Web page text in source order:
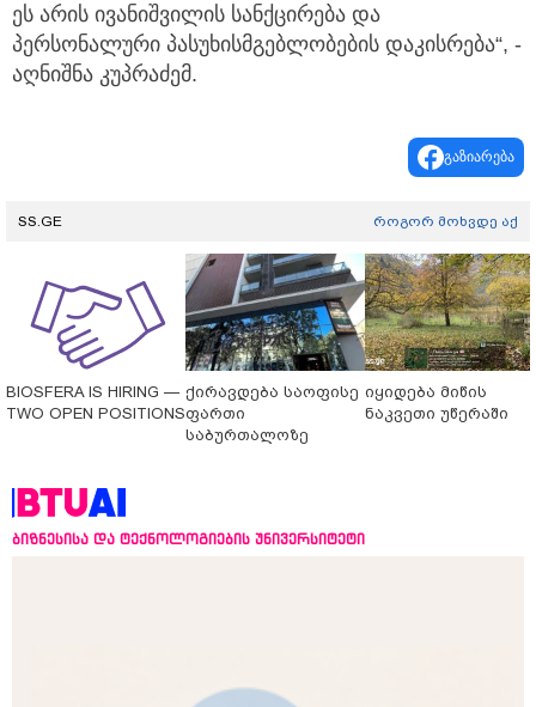
ეს არის ივანიშვილის სანქცირება და
პერსონალური პასუხისმგებლობების დაკისრება“, -
აღნიშნა კუპრაძემ.
გაზიარება
SS.GE როგორ მოხვდე აქ
BIOSFERA IS HIRING —
TWO OPEN POSITIONS
ქირავდება საოფისე
ფართი
საბურთალოზე
იყიდება მიწის
ნაკვეთი უწერაში
ბიზნესისა და ტექნოლოგიების უნივერსიტეტი